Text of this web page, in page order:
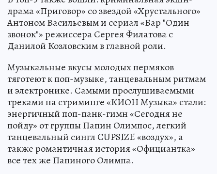
драма «Приговор» со звездой «Хрустального»
Антоном Васильевым и сериал «Бар "Один
звонок"» режиссера Сергея Филатова с
Данилой Козловским в главной роли.
Музыкальные вкусы молодых пермяков
тяготеют к поп-музыке, танцевальным ритмам
и электронике. Самыми прослушиваемыми
треками на стриминге «КИОН Музыка» стали:
энергичный поп-панк-гимн «Сегодня не
пойду» от группы Папин Олимпос, легкий
танцевальный сингл CUPSIZE «воздух», а
также романтичная история «Официантка»
все тех же Папиного Олимпа.